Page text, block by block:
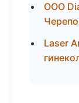
ООО
Laser